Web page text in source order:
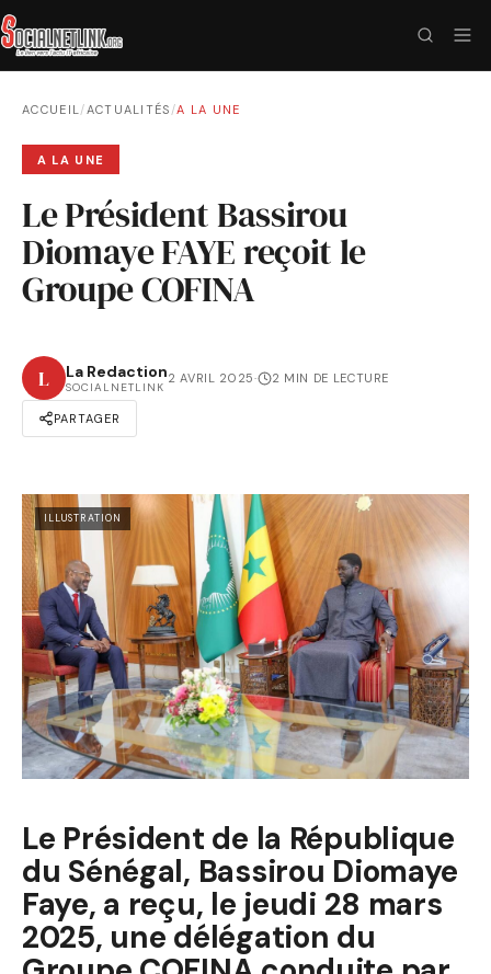
ACCUEIL/ACTUALITÉS /A LA UNE
A LA UNE
Le Président Bassirou
Diomaye FAYE reçoit le
Groupe COFINA
L La Redaction
SOCIALNETLINK
2 AVRIL 2025· 2 MIN DE LECTURE
PARTAGER
ILLUSTRATION
Le Président de la République
du Sénégal, Bassirou Diomaye
Faye, a reçu, le jeudi 28 mars
2025, une délégation du